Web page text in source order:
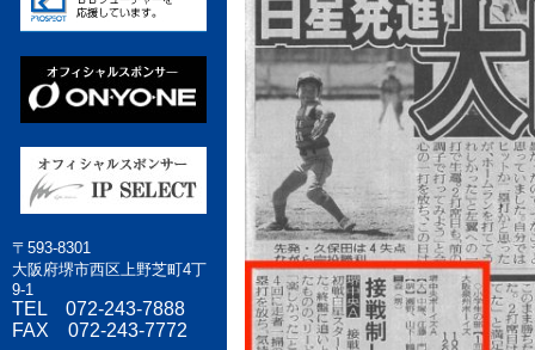
〒593-8301
大阪府堺市西区上野芝町4丁
9-1
TEL 072-243-7888
FAX 072-243-7772